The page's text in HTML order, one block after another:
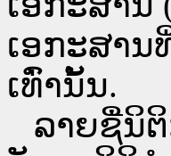
ເອກະສານ
ເທົ່ານັ້ນ.
ລາຍຊື່ນິ